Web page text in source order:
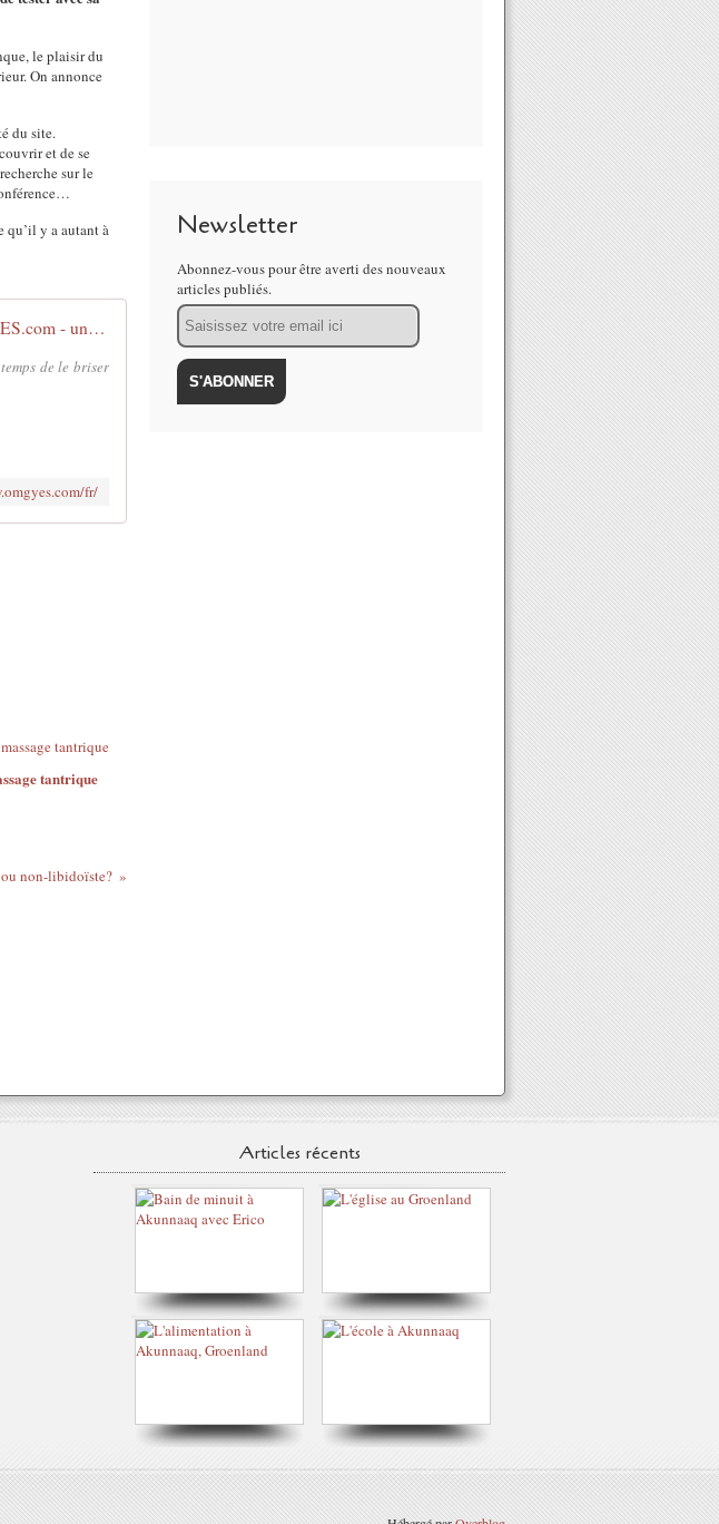
le plaisir du
On annonce
du site.
et de se
sur le
qu’il y a autant à
OMGYES.com - une toute nouvelle façon d'explorer le plaisir féminin.
de le briser
fr/
tantrique
non-libidoïste?
Newsletter
Abonnez-vous pour être averti des nouveaux
articles publiés.
Email
Articles récents